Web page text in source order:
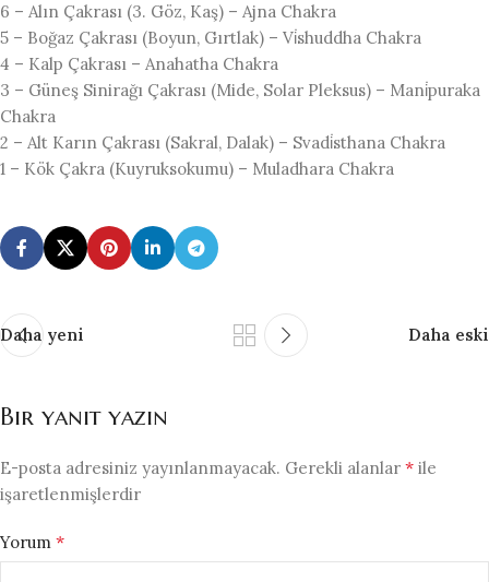
6 – Alın Çakrası (3. Göz, Kaş) – Ajna Chakra
5 – Boğaz Çakrası (Boyun, Gırtlak) – Vi̇shuddha Chakra
4 – Kalp Çakrası – Anahatha Chakra
3 – Güneş Sinirağı Çakrası (Mide, Solar Pleksus) – Mani̇puraka
Chakra
2 – Alt Karın Çakrası (Sakral, Dalak) – Svadi̇sthana Chakra
1 – Kök Çakra (Kuyruksokumu) – Muladhara Chakra
Daha yeni Daha eski
Bir yanıt yazın
E-posta adresiniz yayınlanmayacak. Gerekli alanlar * ile
işaretlenmişlerdir
Yorum *